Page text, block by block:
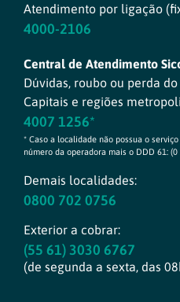
Atendimento por ligação
4000-2106
Central de Atendimento
Dúvidas, roubo ou perda
Capitais e regiões
4007 1256*
* Caso a localidade não possua o
número da operadora mais o DDD 61: (0
Demais localidades:
0800 702 0756
Exterior a cobrar:
(55 61) 3030 6767
(de segunda a sexta, das